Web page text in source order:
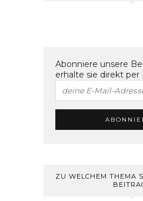
Abonniere unsere
erhalte sie direkt per
ZU WELCHEM THEMA